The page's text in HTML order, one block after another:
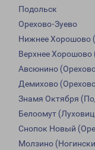
Подольск
Орехово-Зуево
Нижнее Хорошово
Верхнее
Авсюнино
Демихово
Знамя Октября
Белоомут
Снопок Новый
Молзино